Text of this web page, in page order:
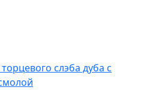
слэба дуба с